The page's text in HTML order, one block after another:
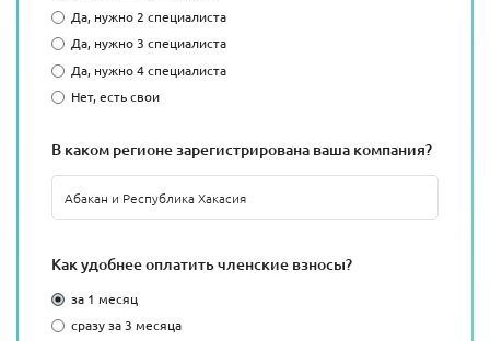
Да, нужно 2 специалиста
Да, нужно 3 специалиста
Да, нужно 4 специалиста
Нет, есть свои
В каком регионе зарегистрирована ваша компания?
Как удобнее оплатить членские взносы?
за 1 месяц
сразу за 3 месяца